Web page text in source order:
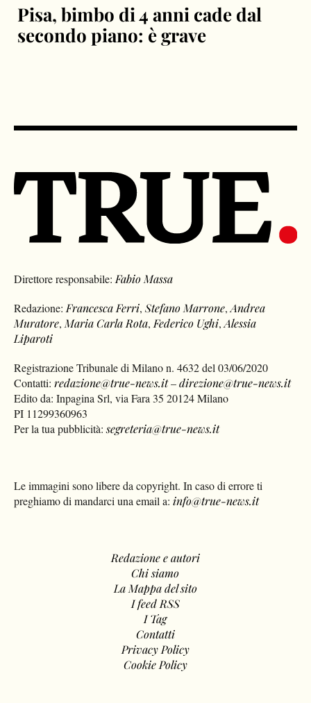
Pisa, bimbo di 4 anni cade dal
secondo piano: è grave
Direttore responsabile: Fabio Massa
Redazione: Francesca Ferri,Stefano Marrone,Andrea
Muratore, Maria Carla Rota, Federico Ughi,Alessia
Liparoti
Registrazione Tribunale di Milano n. 4632 del 03/06/2020
Contatti:redazione@true-news.it–direzione@true-news.it
Edito da: Inpagina Srl, via Fara 35 20124 Milano
PI 11299360963
Per la tua pubblicità:segreteria@true-news.it
Le immagini sono libere da copyright. In caso di errore ti
preghiamo di mandarci una email a: info@true-news.it
Redazione e autori
Chi siamo
La Mappa del sito
I feed RSS
I Tag
Contatti
Privacy Policy
Cookie Policy